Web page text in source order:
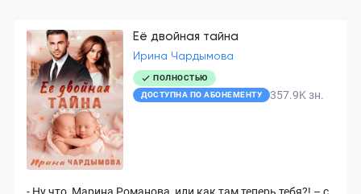
Её двойная тайна
Ирина Чардымова
ПОЛНОСТЬЮ
ДОСТУПНА ПО АБОНЕМЕНТУ
357.9K зн.